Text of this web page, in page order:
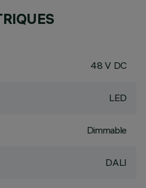
48 V DC
LED
Dimmable
DALI